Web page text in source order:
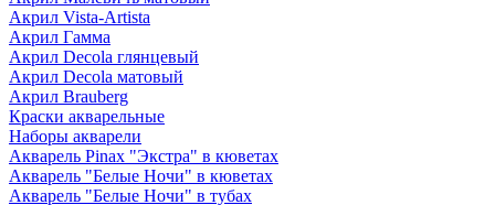
Акрил Vista-Artista
Акрил Гамма
Акрил Decola глянцевый
Акрил Decola матовый
Акрил Brauberg
Краски акварельные
Наборы акварели
Акварель Pinax "Экстра" в кюветах
Акварель "Белые Ночи" в кюветах
Акварель "Белые Ночи" в тубах